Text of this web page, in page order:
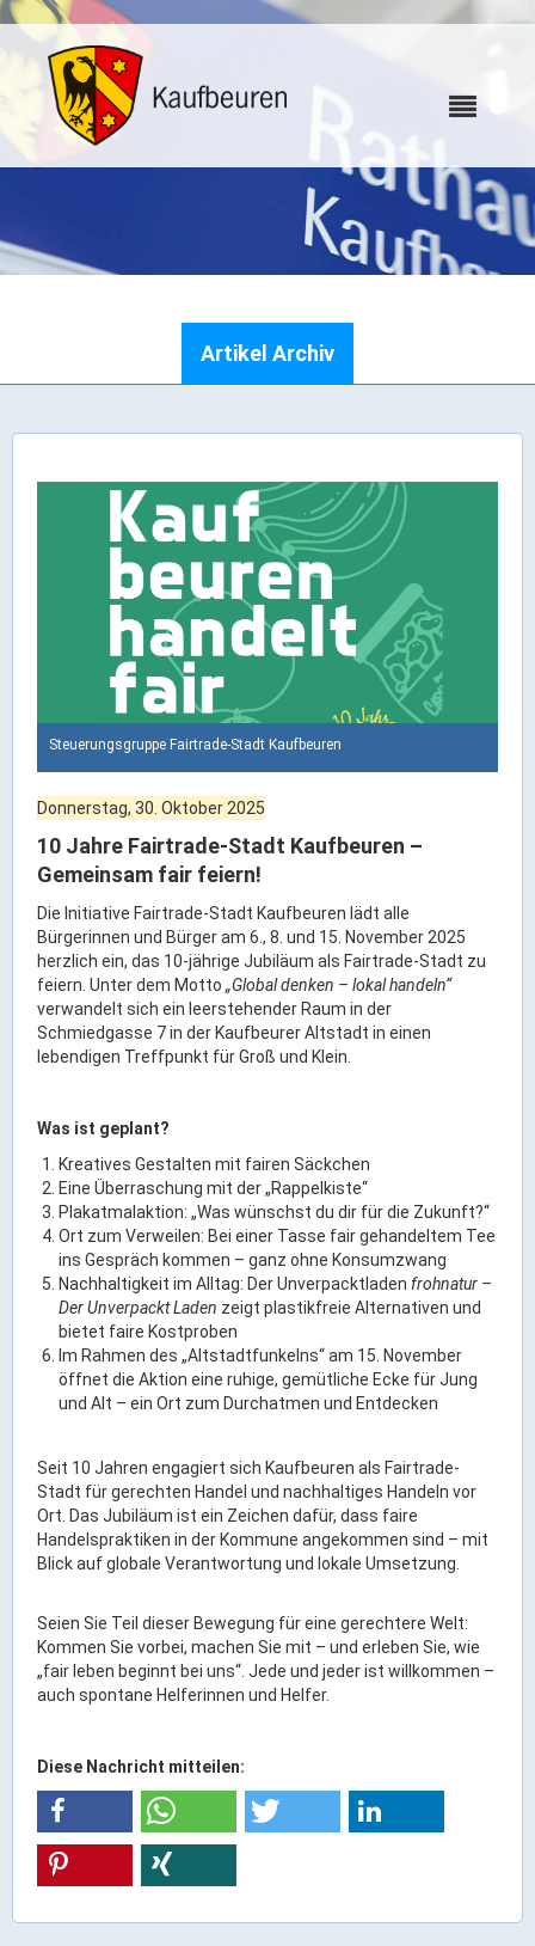
Wo erledige ich was
Rathaus Digital
Bauflächen & Förderung
Öffnungszeiten / Terminvereinbarung
Kontakt
Wetter & Unwetter
Internet Portale
Bürgermeister / Bürgermeisterin
Stadtrat & Sitzungen
Beauftragte des Stadtrats
Abteilungen & Sachgebiete
Haushaltsplan
Wahlen
Stadt & Freizeit
Bildung & Erziehung
Familie & Gleichstellung
Stadtgeschichte & -teile
Freizeiteinrichtungen
Partnerstädte
Veranstaltungsräume
ÖPNV
Engagement, Ehrenamt & Vereine
Kultur
Artikel Archiv
Steuerungsgruppe Fairtrade-Stadt Kaufbeuren
Donnerstag, 30. Oktober 2025
10 Jahre Fairtrade-Stadt Kaufbeuren –
Gemeinsam fair feiern!
Die Initiative Fairtrade-Stadt Kaufbeuren lädt alle
Bürgerinnen und Bürger am 6., 8. und 15. November 2025
herzlich ein, das 10-jährige Jubiläum als Fairtrade-Stadt zu
feiern. Unter dem Motto „Global denken – lokal handeln“
verwandelt sich ein leerstehender Raum in der
Schmiedgasse 7 in der Kaufbeurer Altstadt in einen
lebendigen Treffpunkt für Groß und Klein.
Was ist geplant?
Kreatives Gestalten mit fairen Säckchen
Eine Überraschung mit der „Rappelkiste“
Plakatmalaktion: „Was wünschst du dir für die Zukunft?“
Ort zum Verweilen: Bei einer Tasse fair gehandeltem Tee
ins Gespräch kommen – ganz ohne Konsumzwang
Nachhaltigkeit im Alltag: Der Unverpacktladen frohnatur –
Der Unverpackt Laden zeigt plastikfreie Alternativen und
bietet faire Kostproben
Im Rahmen des „Altstadtfunkelns“ am 15. November
öffnet die Aktion eine ruhige, gemütliche Ecke für Jung
und Alt – ein Ort zum Durchatmen und Entdecken
Seit 10 Jahren engagiert sich Kaufbeuren als Fairtrade-
Stadt für gerechten Handel und nachhaltiges Handeln vor
Ort. Das Jubiläum ist ein Zeichen dafür, dass faire
Handelspraktiken in der Kommune angekommen sind – mit
Blick auf globale Verantwortung und lokale Umsetzung.
Seien Sie Teil dieser Bewegung für eine gerechtere Welt:
Kommen Sie vorbei, machen Sie mit – und erleben Sie, wie
„fair leben beginnt bei uns“. Jede und jeder ist willkommen –
auch spontane Helferinnen und Helfer.
Diese Nachricht mitteilen: